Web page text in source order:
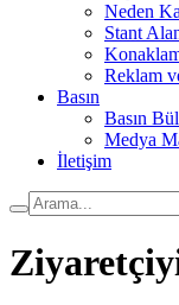
Neden
Stant
Reklam
Basın
Basın
Medya
İletişim